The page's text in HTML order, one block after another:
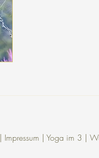
| Impressum | Yoga im 3 |